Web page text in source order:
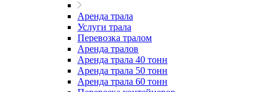
Аренда трала
Услуги трала
Перевозка тралом
Аренда тралов
Аренда трала 40 тонн
Аренда трала 50 тонн
Аренда трала 60 тонн